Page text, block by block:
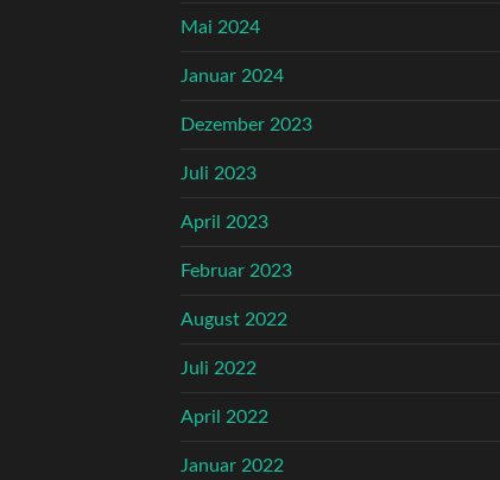
Mai 2024
Januar 2024
Dezember 2023
Juli 2023
April 2023
Februar 2023
August 2022
Juli 2022
April 2022
Januar 2022